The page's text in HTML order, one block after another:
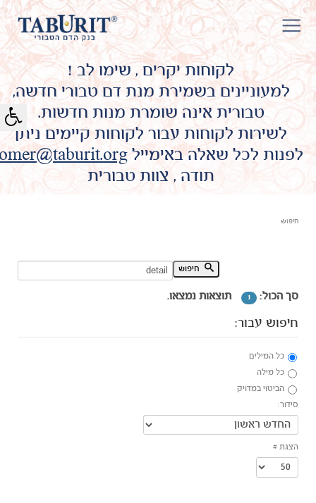
לקוחות יקרים , שימו לב !
למעוניינים בשמירת מנת דם טבורי חדשה,
טבורית אינה שומרת מנות חדשות.
לשירות לקוחות עבור לקוחות קיימים ניתן
לפנות לכל שאלה באימייל
תודה , צוות טבורית
חיפוש
חיפוש מילת מפתח:
סך הכול: 1 תוצאות נמצאו.
חיפוש עבור:
כל המילים
כל מילה
הביטוי במדויק
סידור:
הצגת #